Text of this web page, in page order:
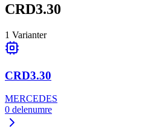
CRD3.30
1 Varianter
CRD3.30
MERCEDES
0 delenumre